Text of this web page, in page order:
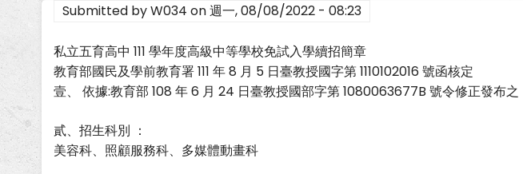
連
Submitted byW034 on週一, 08/08/2022 - 08:23
私立五育高中 111 學年度高級中等學校免試入學續招簡章
教育部國民及學前教育署 111 年 8 月 5 日臺教授國字第 1110102016 號函核定
壹、 依據:教育部 108 年 6 月 24 日臺教授國部字第 1080063677B 號令修正發布之
貳、招生科別 ：
美容科、照顧服務科、多媒體動畫科